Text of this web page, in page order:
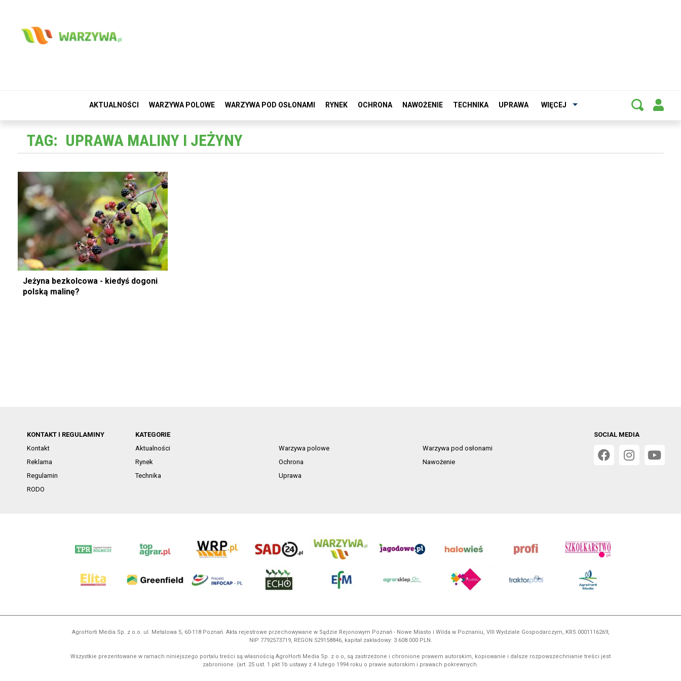
AKTUALNOŚCI WARZYWA POLOWE WARZYWA POD OSŁONAMI RYNEK OCHRONA NAWOŻENIE TECHNIKA UPRAWA WIĘCEJ
TAG: UPRAWA MALINY I JEŻYNY
Jeżyna bezkolcowa - kiedyś dogoni
polską malinę?
KONTAKT I REGULAMINY
Kontakt
Reklama
Regulamin
RODO
KATEGORIE
Aktualności
Warzywa polowe
Warzywa pod osłonami
Rynek
Ochrona
Nawożenie
Technika
Uprawa
SOCIAL MEDIA
AgroHorti Media Sp. z o.o. ul. Metalowa 5, 60-118 Poznań. Akta rejestrowe przechowywane w Sądzie Rejonowym Poznań - Nowe Miasto i Wilda w Poznaniu, VIII Wydziale Gospodarczym, KRS 0001116269,
NIP 7792573719, REGON 529158846, kapitał zakładowy: 3.608.000 PLN.
Wszystkie prezentowane w ramach niniejszego portalu treści są własnością AgroHorti Media Sp. z o.o, są zastrzeżone i chronione prawem autorskim, kopiowanie i dalsze rozpowszechnianie treści jest
zabronione. (art. 25 ust. 1 pkt 1b ustawy z 4 lutego 1994 roku o prawie autorskim i prawach pokrewnych.